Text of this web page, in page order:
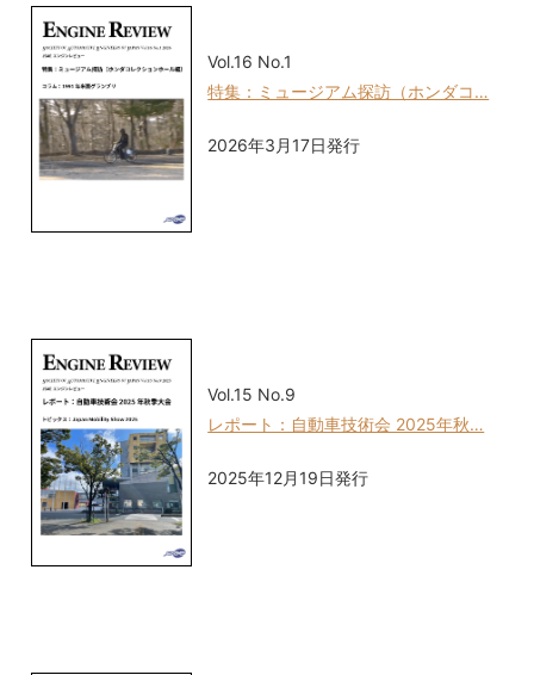
Vol.16 No.1
特集：ミュージアム探訪（ホンダコ…
2026年3月17日発行
Vol.15 No.9
レポート：自動車技術会 2025年秋…
2025年12月19日発行